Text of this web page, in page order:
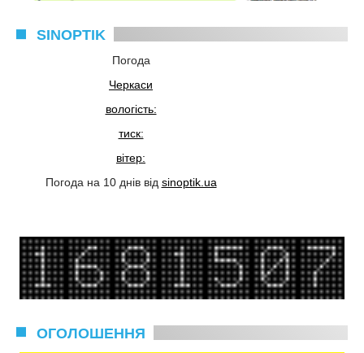
SINOPTIK
Погода
Черкаси
вологість:
тиск:
вітер:
Погода на 10 днів від sinoptik.ua
ОГОЛОШЕННЯ